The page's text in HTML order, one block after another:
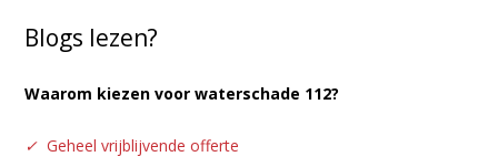
Blogs lezen?
Waarom kiezen voor waterschade 112?
✓ Geheel vrijblijvende offerte